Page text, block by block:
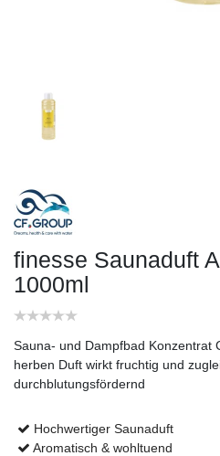
finesse Saunaduft
1000ml
Sauna- und Dampfbad Konzentrat
herben Duft wirkt fruchtig und
durchblutungsfördernd
Hochwertiger Saunaduft
Aromatisch & wohltuend